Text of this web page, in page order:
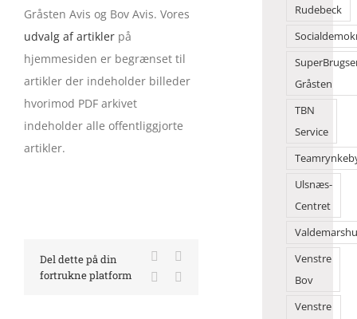
Gråsten Avis og Bov Avis. Vores
udvalg af artiklerpå
hjemmesiden er begrænset til
artikler der indeholder billeder
hvorimod PDF arkivet
indeholder alle offentliggjorte
artikler.
Del dette på din
fortrukne platform
Facebook
LinkedIn
Rudebeck
Gråsten
TBN
Service
Ulsnæs-
Centret
Venstre
Bov
Venstre